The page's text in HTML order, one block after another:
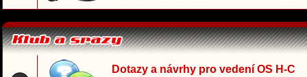
Dotazy a návrhy pro vedení OS H-C